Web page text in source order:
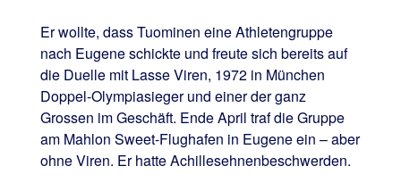
Er wollte, dass Tuominen eine Athletengruppe
nach Eugene schickte und freute sich bereits auf
die Duelle mit Lasse Viren, 1972 in München
Doppel-Olympiasieger und einer der ganz
Grossen im Geschäft. Ende April traf die Gruppe
am Mahlon Sweet-Flughafen in Eugene ein – aber
ohne Viren. Er hatte Achillesehnenbeschwerden.